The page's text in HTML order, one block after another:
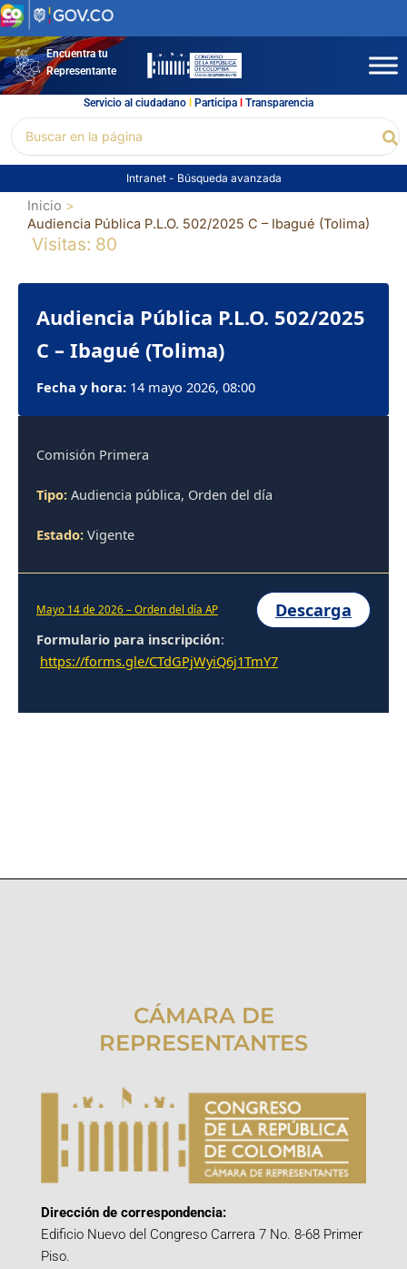
Ir
al
contenidoEncuentra tu
Representante
Servicio al ciudadano l Participal Transparencia
por:
Intranet - Búsqueda avanzada
Inicio
Audiencia Pública P.L.O. 502/2025 C – Ibagué (Tolima)
Visitas: 80
Audiencia Pública P.L.O. 502/2025
C – Ibagué (Tolima)
Fecha y hora: 14 mayo 2026, 08:00
Comisión Primera
Tipo: Audiencia pública, Orden del día
Estado: Vigente
Mayo 14 de 2026 – Orden del día AP Descarga
Formulario para inscripción:
https://forms.gle/CTdGPjWyiQ6j1TmY7
CÁMARA DE
REPRESENTANTES
Dirección de correspondencia:
Edificio Nuevo del Congreso Carrera 7 No. 8-68 Primer
Piso.